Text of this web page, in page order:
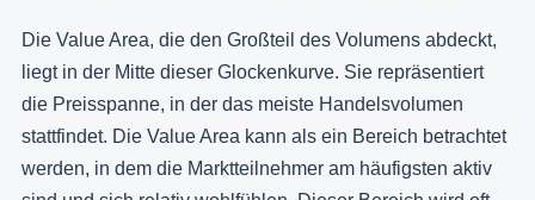
Die Value Area, die den Großteil des Volumens abdeckt,
liegt in der Mitte dieser Glockenkurve. Sie repräsentiert
die Preisspanne, in der das meiste Handelsvolumen
stattfindet. Die Value Area kann als ein Bereich betrachtet
werden, in dem die Marktteilnehmer am häufigsten aktiv